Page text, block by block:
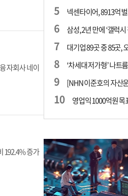
자회사 네이
192.4% 증가
넥센타이어, 8913억 벌고도 순이익
삼성, 2년 만에 ‘갤럭시 핏4’ 선보이나
대기업 89곳 중 85곳, 오너家 등기임원 겸직
‘차세대 저가형’ 나트륨이온배터리 시대 오나
[NHN 이준호의 자산운용법]①이니시오·JLC ‘부동산’-JLC파트
영업익 1000억원 목표 내세운 롯